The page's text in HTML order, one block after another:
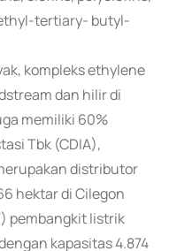
tertiary- butyl-
kompleks ethylene
dan hilir di
memiliki 60%
Tbk (CDIA),
distributor
hektar di Cilegon
pembangkit listrik
kapasitas 4.874